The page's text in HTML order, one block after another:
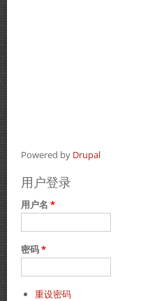
Powered by Drupal
用户登录
用户名 *
密码*
重设密码